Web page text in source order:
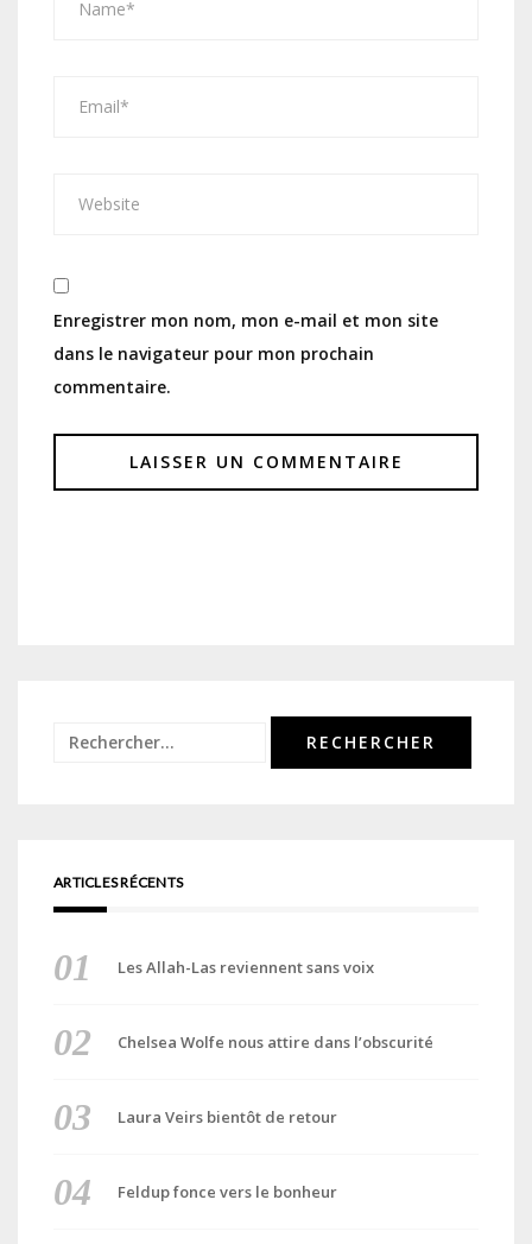
Enregistrer mon nom, mon e-mail et mon site
dans le navigateur pour mon prochain
commentaire.
Rechercher :
ARTICLES RÉCENTS
Les Allah-Las reviennent sans voix
Chelsea Wolfe nous attire dans l’obscurité
Laura Veirs bientôt de retour
Feldup fonce vers le bonheur